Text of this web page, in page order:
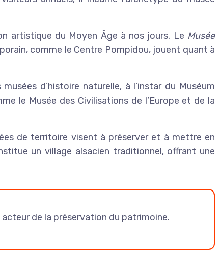
artistique du Moyen Âge à nos jours. Le Musée
comme le Centre Pompidou, jouent quant à
d’histoire naturelle, à l’instar du Muséum
le Musée des Civilisations de l’Europe et de la
de territoire visent à préserver et à mettre en
un village alsacien traditionnel, offrant une
de la préservation du patrimoine.